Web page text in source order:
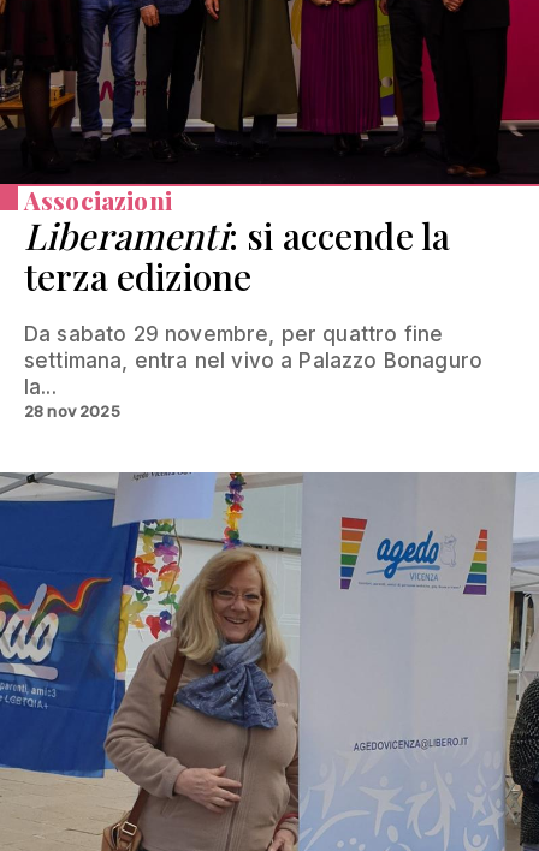
Associazioni
Liberamenti: si accende la
terza edizione
Da sabato 29 novembre, per quattro fine
settimana, entra nel vivo a Palazzo Bonaguro
la...
28 nov 2025